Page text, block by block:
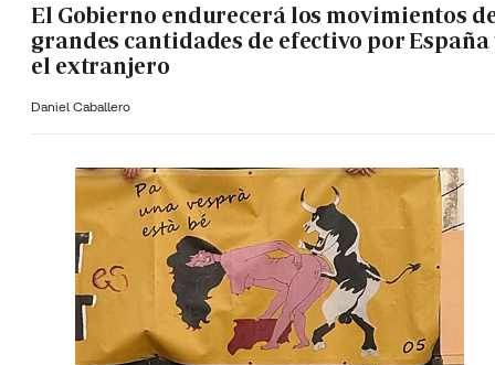
El Gobierno endurecerá los movimientos
grandes cantidades de efectivo por España
el extranjero
Daniel Caballero